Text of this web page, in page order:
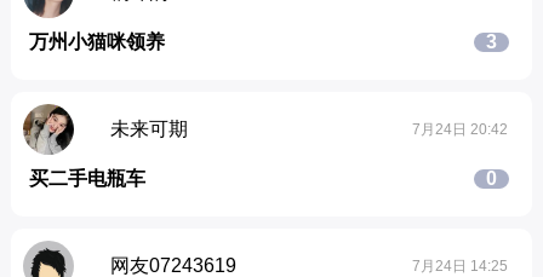
万州小猫咪领养 3
未来可期 7月24日 20:42
买二手电瓶车 0
网友07243619 7月24日 14:25